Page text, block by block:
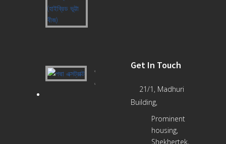
পদ্মা
এক্সট্রাক্ট
Get In Touch
21/1, Madhuri
Building,
Prominent
housing,
Shekhertek,